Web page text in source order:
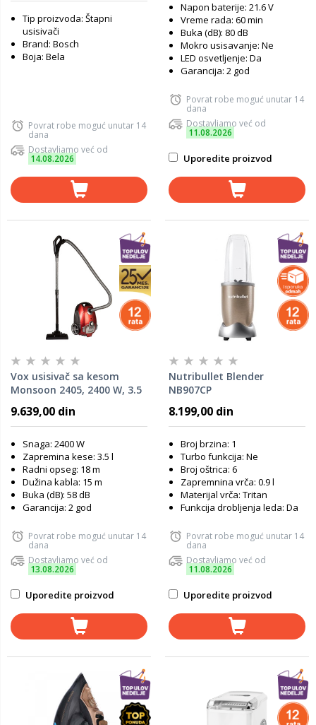
Tip proizvoda: Štapni
usisivači
Brand: Bosch
Boja: Bela
Povrat robe moguć unutar 14
dana
Dostavljamo već od
14.08.2026
Napon baterije: 21.6 V
Vreme rada: 60 min
Buka (dB): 80 dB
Mokro usisavanje: Ne
LED osvetljenje: Da
Garancija: 2 god
Povrat robe moguć unutar 14
dana
Dostavljamo već od
11.08.2026
Uporedite proizvod
Vox usisivač sa kesom
Monsoon 2405, 2400 W, 3.5
9.639,00 din
Snaga: 2400 W
Zapremina kese: 3.5 l
Radni opseg: 18 m
Dužina kabla: 15 m
Buka (dB): 58 dB
Garancija: 2 god
Povrat robe moguć unutar 14
dana
Dostavljamo već od
13.08.2026
Uporedite proizvod
Nutribullet Blender
NB907CP
8.199,00 din
Broj brzina: 1
Turbo funkcija: Ne
Broj oštrica: 6
Zapremnina vrča: 0.9 l
Materijal vrča: Tritan
Funkcija drobljenja leda: Da
Povrat robe moguć unutar 14
dana
Dostavljamo već od
11.08.2026
Uporedite proizvod